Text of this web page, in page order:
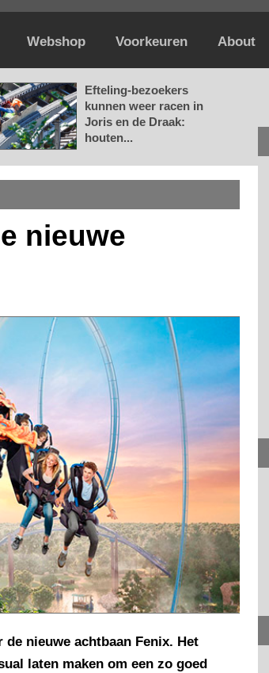
Webshop Voorkeuren About
Efteling-bezoekers
kunnen weer racen in
Joris en de Draak:
houten...
nieuwe
nieuwe achtbaan Fenix. Het
laten maken om een zo goed